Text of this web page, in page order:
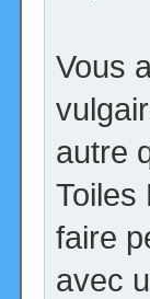
Vous
autre
Toiles
faire
avec